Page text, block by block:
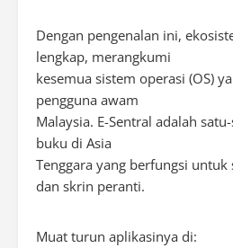
Dengan pengenalan ini,
lengkap, merangkumi
kesemua sistem operasi (OS)
pengguna awam
Malaysia. E-Sentral adalah
buku di Asia
Tenggara yang berfungsi
dan skrin peranti.
Muat turun aplikasinya di: